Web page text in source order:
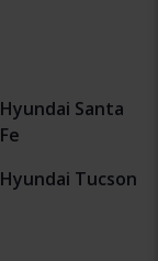
Hyundai Santa
Fe
Hyundai Tucson